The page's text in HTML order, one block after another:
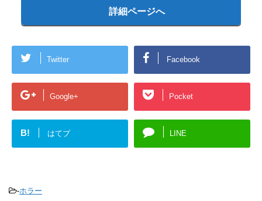
詳細ページへ
Twitter Facebook
Google+ Pocket
B! はてブ LINE
-ホラー